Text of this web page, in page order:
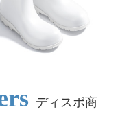
ディスポ商